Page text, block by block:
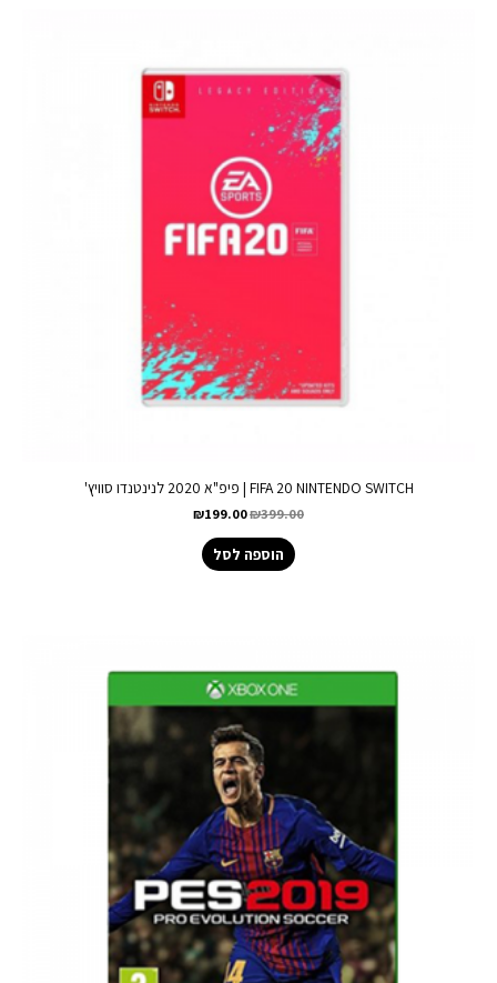
FIFA 20 NINTENDO SWITCH | פיפ"א 2020 לנינטנדו סוויץ'
₪399.00
₪199.00
הוספה לסל